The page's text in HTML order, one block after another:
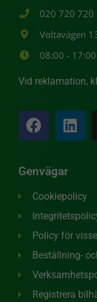
020 720 720
Voltavägen
08:00 -
Vid reklamation,
Genvägar
Cookiepolicy
Policy för
Beställning-
Registrera